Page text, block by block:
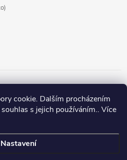
cookie. Dalším procházením
s jejich používáním.. Více
Nastavení